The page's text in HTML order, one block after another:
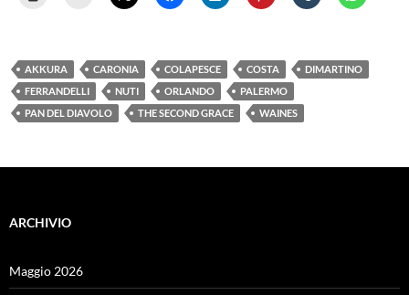
AKKURA CARONIA COLAPESCE COSTA
DIMARTINO
FERRANDELLI
NUTI ORLANDO
PALERMO
PAN DEL DIAVOLO
THE SECOND GRACE WAINES
ARCHIVIO
Maggio 2026